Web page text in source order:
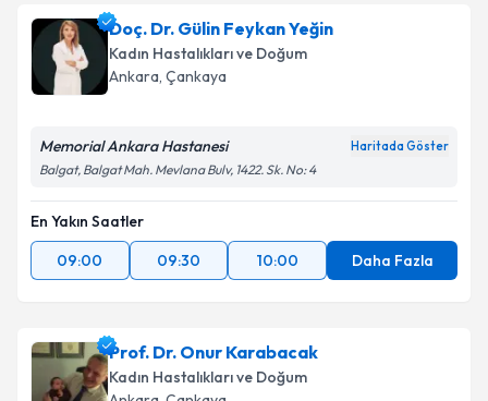
almanız için bir takvim hazırlandığında e-posta ile
bilgilendireceğiz.
E-posta Adresiniz
Kişisel verilerimin işlenmesine ilişkinAydınlatma
Metni
kapsamda işlenmesini kabul ediyorum.
Doç. Dr. Gülin Feykan Yeğin
Kadın Hastalıkları ve Doğum
Ankara, Çankaya
Memorial Ankara Hastanesi Haritada Göster
Balgat, Balgat Mah. Mevlana Bulv, 1422. Sk. No: 4
En Yakın Saatler
09:00
09:30 10:00 Daha Fazla
Prof. Dr. Onur Karabacak
Kadın Hastalıkları ve Doğum